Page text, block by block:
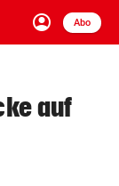
account_circle
Anmelden
Abo
Schließen
auf